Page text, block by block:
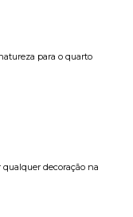
para o quarto
decoração na